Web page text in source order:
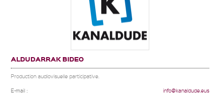
ALDUDARRAK BIDEO
Production audiovisuelle participative.
E-mail : info@kanaldude.eus